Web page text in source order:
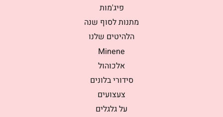
פיג'מות
מתנות לסוף שנה
הלהיטים שלנו
Minene
אלכוהול
סידורי בלונים
צעצועים
על גלגלים